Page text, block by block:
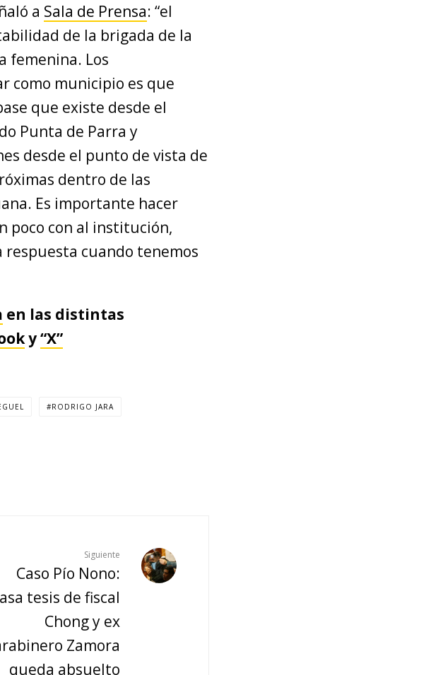
a Sala de Prensa: “el
de la brigada de la
femenina. Los
como municipio es que
que existe desde el
Punta de Parra y
desde el punto de vista de
dentro de las
Es importante hacer
poco con al institución,
cuando tenemos
en las distintas
y“X”
RODRIGO JARA
Siguiente
Caso Pío Nono:
tesis de fiscal
Chong y ex
Zamora
queda absuelto